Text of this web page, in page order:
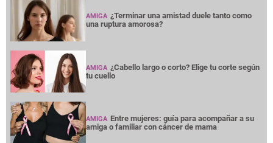
AMIGA ¿Terminar una amistad duele tanto como
una ruptura amorosa?
AMIGA ¿Cabello largo o corto? Elige tu corte según
tu cuello
AMIGA Entre mujeres: guía para acompañar a su
amiga o familiar con cáncer de mama